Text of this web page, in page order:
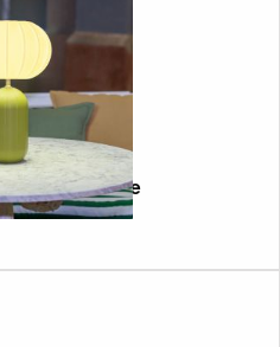
New Garden RACHEL 45 olive Tischlampe